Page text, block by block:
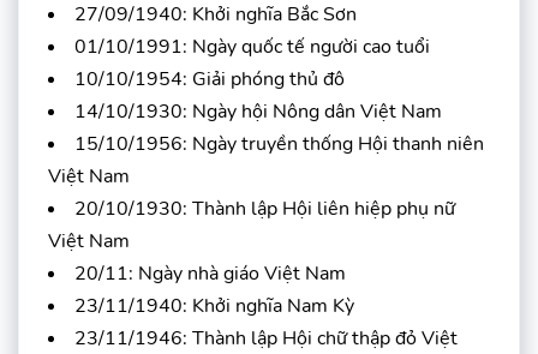
27/09/1940: Khởi nghĩa Bắc Sơn
01/10/1991: Ngày quốc tế người cao tuổi
10/10/1954: Giải phóng thủ đô
14/10/1930: Ngày hội Nông dân Việt Nam
15/10/1956: Ngày truyền thống Hội thanh niên
Việt Nam
20/10/1930: Thành lập Hội liên hiệp phụ nữ
Việt Nam
20/11: Ngày nhà giáo Việt Nam
23/11/1940: Khởi nghĩa Nam Kỳ
23/11/1946: Thành lập Hội chữ thập đỏ Việt